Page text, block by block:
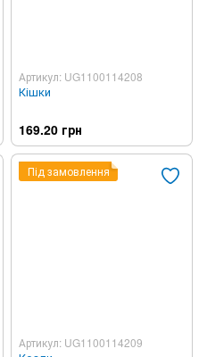
Артикул: UG1100114208
Кішки
169.20 грн
Під замовлення
Артикул: UG1100114209